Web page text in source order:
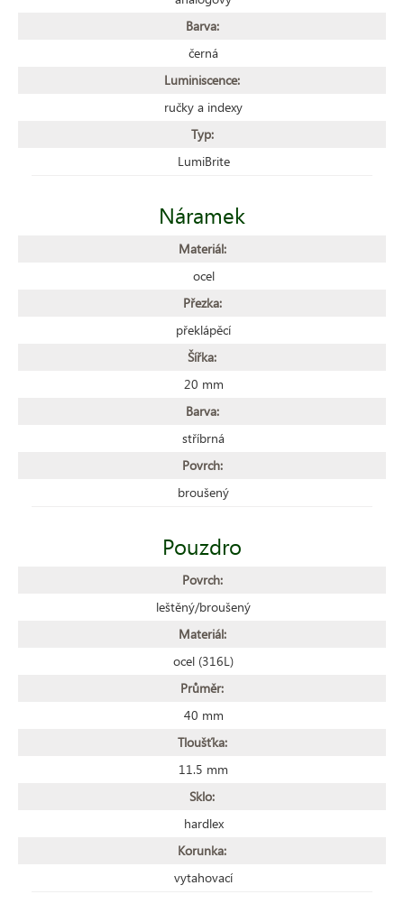
Barva:
černá
Luminiscence:
ručky a indexy
Typ:
LumiBrite
Náramek
Materiál:
ocel
Přezka:
překlápěcí
Šířka:
20 mm
Barva:
stříbrná
Povrch:
broušený
Pouzdro
Povrch:
leštěný/broušený
Materiál:
ocel (316L)
Průměr:
40 mm
Tloušťka:
11.5 mm
Sklo:
hardlex
Korunka:
vytahovací